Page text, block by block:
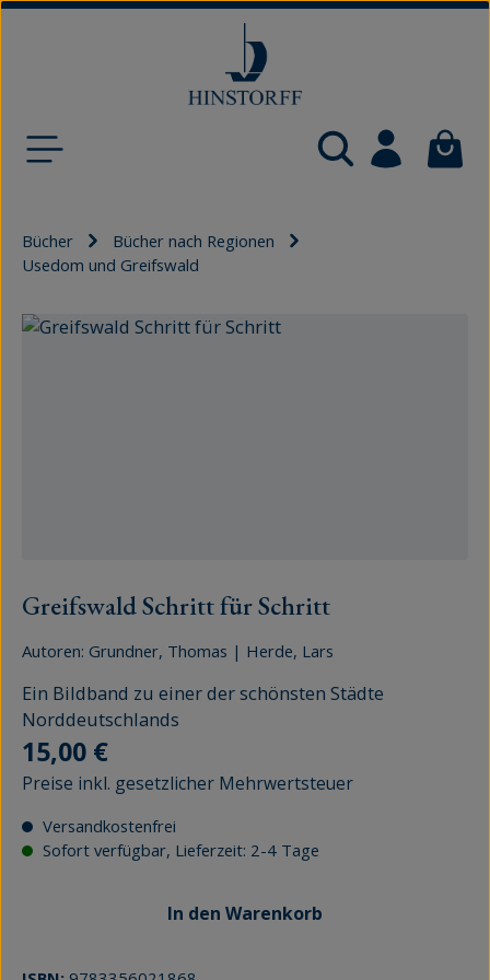
Bücher
Bücher nach Regionen
Usedom und Greifswald
Bildergalerie überspringen
Greifswald Schritt für Schritt
Autoren: Grundner, Thomas | Herde, Lars
Ein Bildband zu einer der schönsten Städte
Norddeutschlands
Regulärer Preis:
15,00 €
Preise inkl. gesetzlicher Mehrwertsteuer
Versandkostenfrei
Sofort verfügbar, Lieferzeit: 2-4 Tage
In den Warenkorb